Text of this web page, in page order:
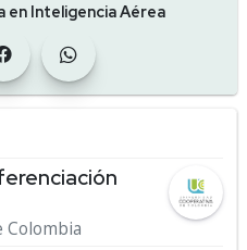
en Inteligencia Aérea
Colombia